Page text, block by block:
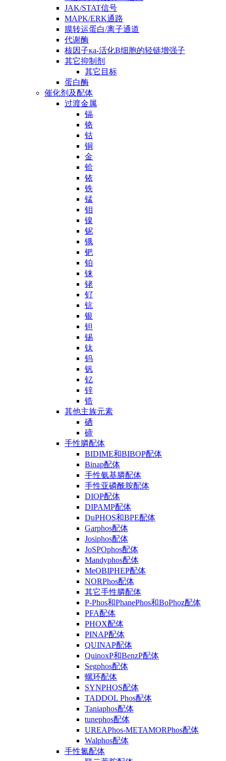
JAK/STAT信号
MAPK/ERK通路
膜转运蛋白/离子通道
代谢酶
核因子κa-活化B细胞的轻链增强子
其它抑制剂
其它目标
蛋白酶
催化剂及配体
过渡金属
镉
铬
钴
铜
金
铪
铱
铁
锰
钼
镍
铌
锇
钯
铂
铼
铑
钌
钪
银
钽
锡
钛
钨
钒
钇
锌
锆
其他主族元素
硒
碲
手性膦配体
BIDIME和BIBOP配体
Binap配体
手性氨基膦配体
手性亚磷酰胺配体
DIOP配体
DIPAMP配体
DuPHOS和BPE配体
Garphos配体
Josiphos配体
JoSPOphos配体
Mandyphos配体
MeOBIPHEP配体
NORPhos配体
其它手性膦配体
P-Phos和PhanePhos和BoPhoz配体
PFA配体
PHOX配体
PINAP配体
QUINAP配体
QuinoxP和BenzP配体
Segphos配体
螺环配体
SYNPHOS配体
TADDOL Phos配体
Taniaphos配体
tunephos配体
UREAPhos-METAMORPhos配体
Walphos配体
手性氮配体